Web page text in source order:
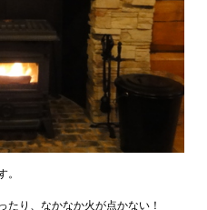
。
たり、なかなか火が点かない！